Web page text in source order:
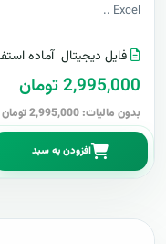
Excel ..
فایل دیجیتال آماده
2,995,000 تومان
بدون مالیات: 2,995,000 تومان
افزودن به سبد